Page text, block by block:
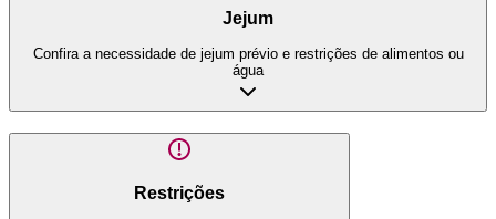
Jejum
Confira a necessidade de jejum prévio e restrições de alimentos ou
água
Restrições